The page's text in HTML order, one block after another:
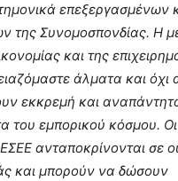
επεξεργασμένων
της Συνομοσπονδίας. Η
και της
άλματα και όχι
εκκρεμή και
του εμπορικού κόσμου.
ανταποκρίνονται σε
και μπορούν να δώσουν